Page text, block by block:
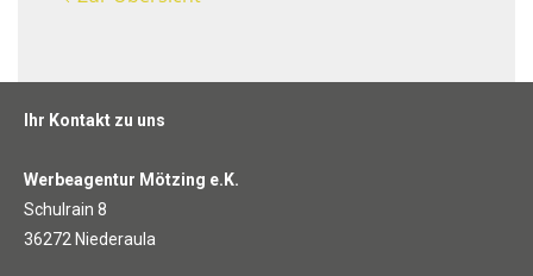
Ihr Kontakt zu uns
Werbeagentur Mötzing e.K.
Schulrain 8
36272 Niederaula